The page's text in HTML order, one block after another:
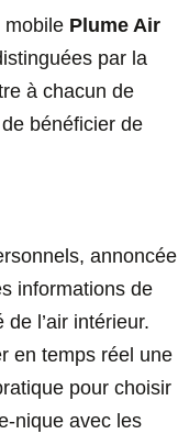
mobile Plume Air
par la
à chacun de
bénéficier de
annoncée
informations de
l’air intérieur.
en temps réel une
pour choisir
nique avec les